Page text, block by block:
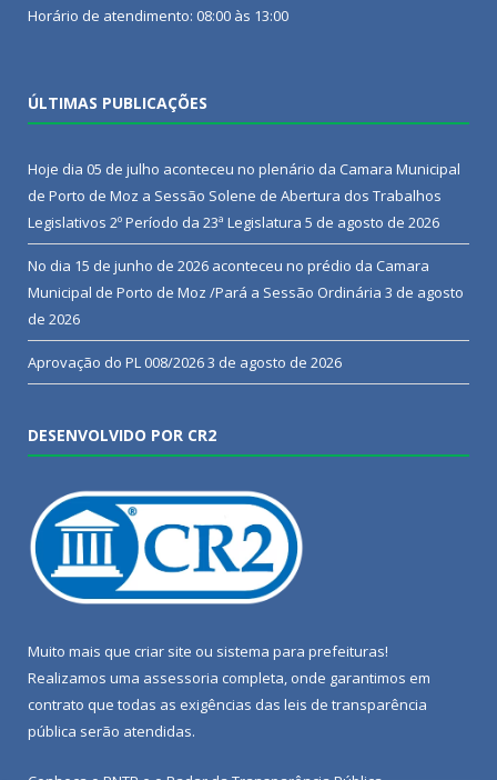
Horário de atendimento: 08:00 às 13:00
ÚLTIMAS PUBLICAÇÕES
Hoje dia 05 de julho aconteceu no plenário da Camara Municipal
de Porto de Moz a Sessão Solene de Abertura dos Trabalhos
Legislativos 2º Período da 23ª Legislatura 5 de agosto de 2026
No dia 15 de junho de 2026 aconteceu no prédio da Camara
Municipal de Porto de Moz /Pará a Sessão Ordinária 3 de agosto
de 2026
Aprovação do PL 008/20263 de agosto de 2026
DESENVOLVIDO POR CR2
Muito mais que criar site ou sistema para prefeituras!
Realizamos uma assessoria completa, onde garantimos em
contrato que todas as exigências das leis de transparência
pública serão atendidas.